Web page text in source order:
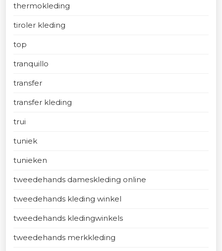
thermokleding
tiroler kleding
top
tranquillo
transfer
transfer kleding
trui
tuniek
tunieken
tweedehands dameskleding online
tweedehands kleding winkel
tweedehands kledingwinkels
tweedehands merkkleding